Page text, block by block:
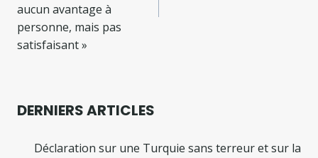
aucun avantage à
personne, mais pas
satisfaisant »
DERNIERS ARTICLES
Déclaration sur une Turquie sans terreur et sur la